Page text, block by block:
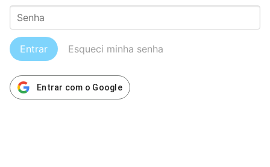
Entrar Esqueci minha senha
Entrar com o Google